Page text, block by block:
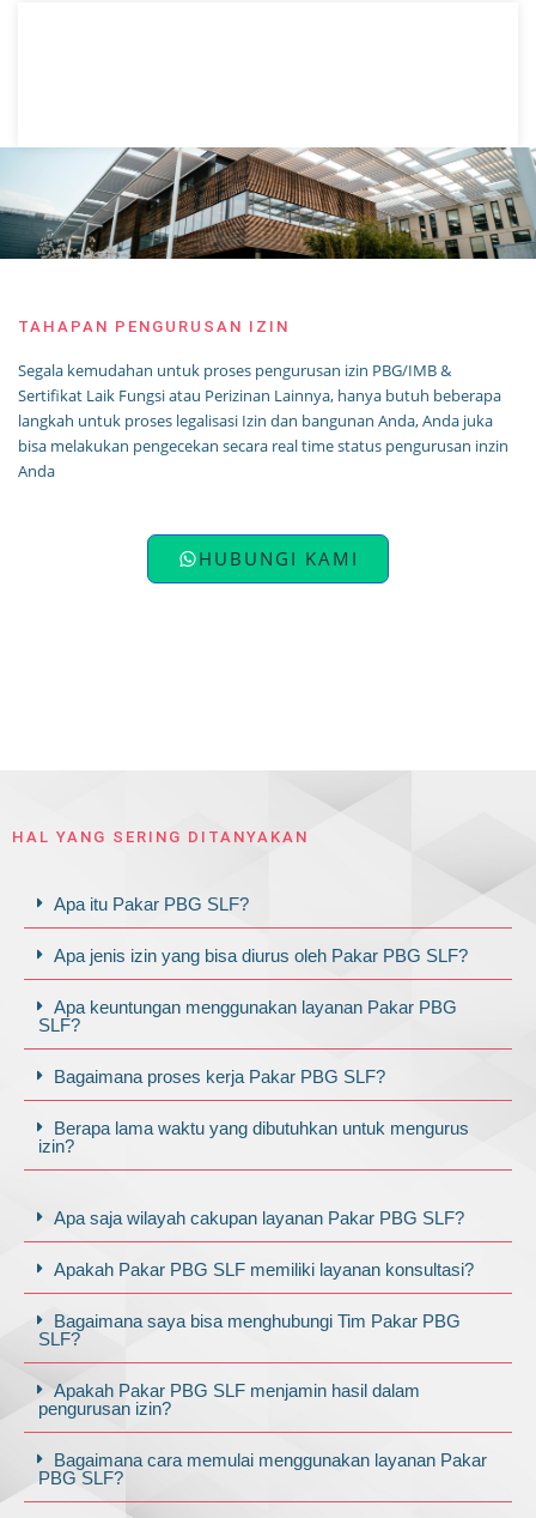
TAHAPAN PENGURUSAN IZIN
Segala kemudahan untuk proses pengurusan izin PBG/IMB &
Sertifikat Laik Fungsi atau Perizinan Lainnya, hanya butuh beberapa
langkah untuk proses legalisasi Izin dan bangunan Anda, Anda juka
bisa melakukan pengecekan secara real time status pengurusan inzin
Anda
HUBUNGI KAMI
HAL YANG SERING DITANYAKAN
Apa itu Pakar PBG SLF?
Apa jenis izin yang bisa diurus oleh Pakar PBG SLF?
Apa keuntungan menggunakan layanan Pakar PBG
SLF?
Bagaimana proses kerja Pakar PBG SLF?
Berapa lama waktu yang dibutuhkan untuk mengurus
izin?
Apa saja wilayah cakupan layanan Pakar PBG SLF?
Apakah Pakar PBG SLF memiliki layanan konsultasi?
Bagaimana saya bisa menghubungi Tim Pakar PBG
SLF?
Apakah Pakar PBG SLF menjamin hasil dalam
pengurusan izin?
Bagaimana cara memulai menggunakan layanan Pakar
PBG SLF?